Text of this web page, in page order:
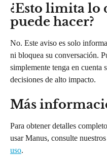
¿Esto limita lo
puede hacer?
No. Este aviso es solo
ni bloquea su conversación.
simplemente tenga en cuenta
decisiones de alto impacto.
Más
Para obtener detalles
usar Manus, consulte nuestros
uso.